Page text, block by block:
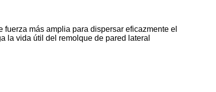
más amplia para dispersar eficazmente el
la vida útil del remolque de pared lateral